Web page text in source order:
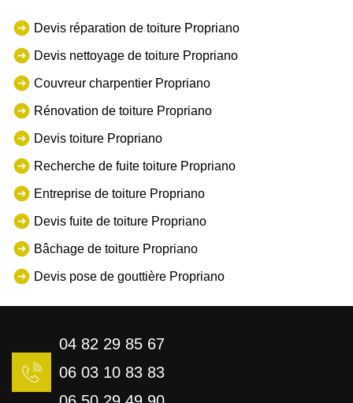
Devis réparation de toiture Propriano
Devis nettoyage de toiture Propriano
Couvreur charpentier Propriano
Rénovation de toiture Propriano
Devis toiture Propriano
Recherche de fuite toiture Propriano
Entreprise de toiture Propriano
Devis fuite de toiture Propriano
Bâchage de toiture Propriano
Devis pose de gouttière Propriano
04 82 29 85 67
06 03 10 83 83